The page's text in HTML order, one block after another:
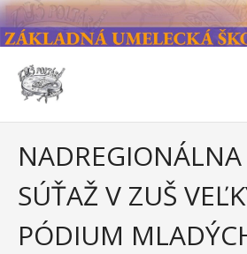
Skip
to
content
- Kontakty
SÚŤAŽ V ZUŠ
PÓDIUM